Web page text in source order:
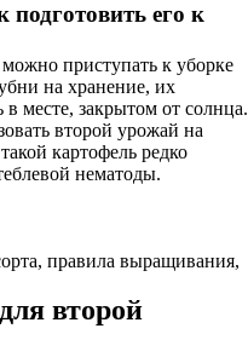
его к
приступать к уборке
на хранение, их
месте, закрытом от солнца.
второй урожай на
картофель редко
нематоды.
правила выращивания,
второй